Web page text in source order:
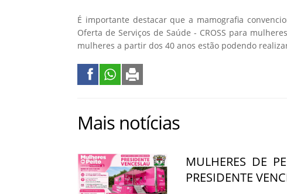
É importante destacar que a mamografia
Oferta de Serviços de Saúde - CROSS para
mulheres a partir dos 40 anos estão podendo
Mais notícias
MULHERES DE
PRESIDENTE